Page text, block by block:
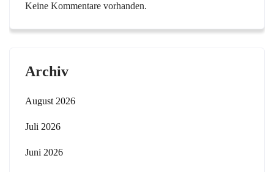
Keine Kommentare vorhanden.
Archiv
August 2026
Juli 2026
Juni 2026